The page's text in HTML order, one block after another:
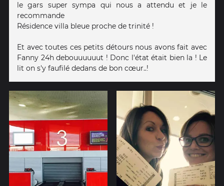
le gars super sympa qui nous a attendu et je le
recommande
Résidence villa bleue proche de trinité !
Et avec toutes ces petits détours nous avons fait avec
Fanny 24h debouuuuuut ! Donc l'état était bien la ! Le
lit on s'y faufilé dedans de bon cœur..!